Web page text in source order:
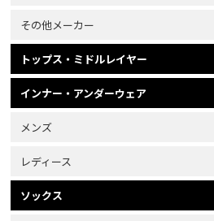
その他メーカー
トップス・ミドルレイヤー
インナー・アンダーウェア
メンズ
レディース
ソックス